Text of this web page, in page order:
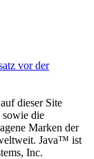
vor der
dieser Site
sowie die
Marken der
Java™ ist
Inc.